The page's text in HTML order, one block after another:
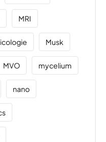
MRI
Musk
MVO mycelium
nano